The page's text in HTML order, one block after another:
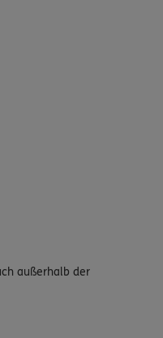
außerhalb der